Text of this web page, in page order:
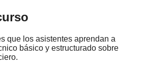
que los asistentes aprendan a
básico y estructurado sobre